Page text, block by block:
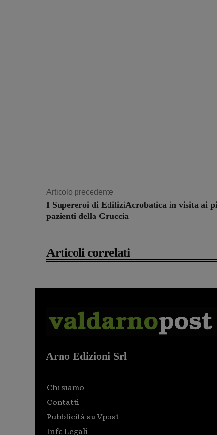
Articolo precedente
I Supereroi di EdiliziAcrobatica in visita ai
pazienti della Gruccia
Articoli correlati
Arno Edizioni Srl
Chi siamo
Contatti
Pubblicità su Vpost
Info Legali